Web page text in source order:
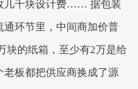
几千块设计费…… 据包装
环节里，中间商加价普
块的纸箱，至少有2万是给
板都把供应商换成了源